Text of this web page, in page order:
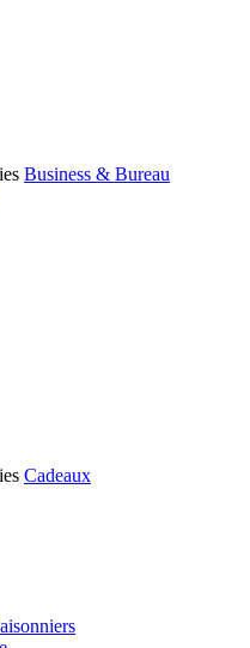
Business & Bureau
Cadeaux